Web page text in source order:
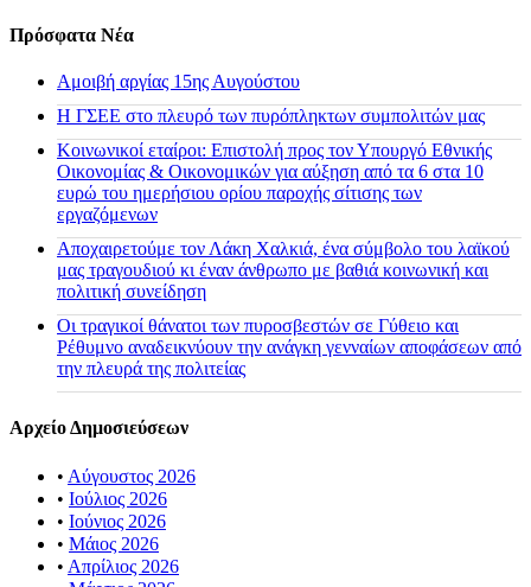
Πρόσφατα Νέα
Αμοιβή αργίας 15ης Αυγούστου
H ΓΣΕΕ στο πλευρό των πυρόπληκτων συμπολιτών μας
Κοινωνικοί εταίροι: Επιστολή προς τον Υπουργό Εθνικής
Οικονομίας & Οικονομικών για αύξηση από τα 6 στα 10
ευρώ του ημερήσιου ορίου παροχής σίτισης των
εργαζόμενων
Αποχαιρετούμε τον Λάκη Χαλκιά, ένα σύμβολο του λαϊκού
μας τραγουδιού κι έναν άνθρωπο με βαθιά κοινωνική και
πολιτική συνείδηση
Οι τραγικοί θάνατοι των πυροσβεστών σε Γύθειο και
Ρέθυμνο αναδεικνύουν την ανάγκη γενναίων αποφάσεων από
την πλευρά της πολιτείας
Αρχείο Δημοσιεύσεων
• Αύγουστος 2026
• Ιούλιος 2026
• Ιούνιος 2026
• Μάιος 2026
• Απρίλιος 2026